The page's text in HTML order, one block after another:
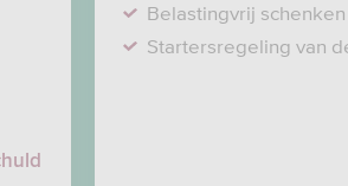
Belastingvrij schenken
Startersregeling van